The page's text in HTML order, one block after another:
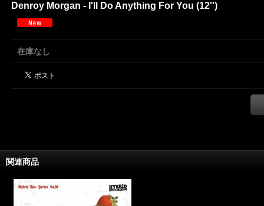
Denroy Morgan - I'll Do Anything For You (12'')
在庫なし
関連商品